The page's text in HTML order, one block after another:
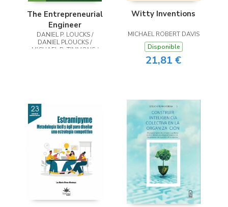
The Entrepreneurial
Engineer
DANIEL P. LOUCKS /
DANIEL PLOUCKS /
MICHAEL B. TIMMONS /
Witty Inventions
MICHAEL ROBERT DAVIS
Disponible
21,81 €